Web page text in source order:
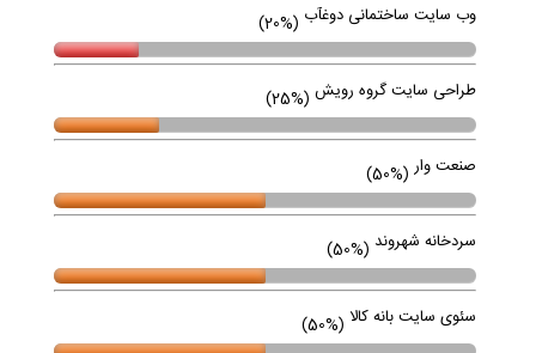
وب سایت ساختمانی دوغآب (20%)
طراحی سایت گروه رویش (25%)
صنعت وار (50%)
سردخانه شهروند (50%)
سئوی سایت بانه کالا (50%)